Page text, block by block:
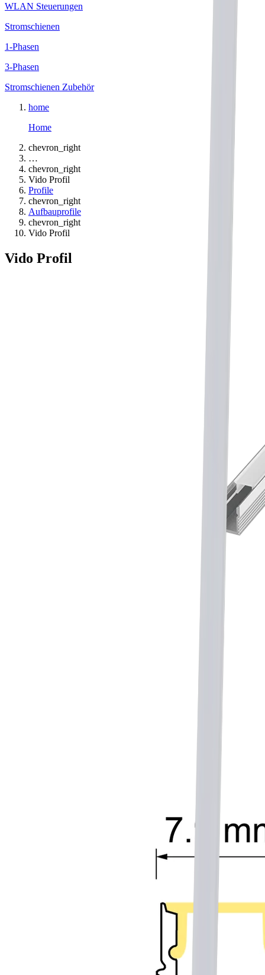
WLAN Steuerungen
Stromschienen
1-Phasen
3-Phasen
Stromschienen Zubehör
home
Home
chevron_right
…
chevron_right
Vido Profil
Profile
chevron_right
Aufbauprofile
chevron_right
Vido Profil
Vido Profil